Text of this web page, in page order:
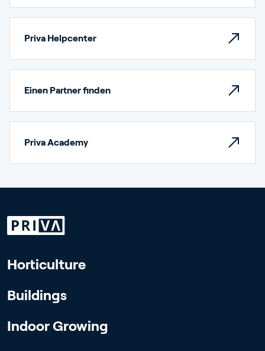
Priva Helpcenter
Einen Partner finden
Priva Academy
Horticulture
Buildings
Indoor Growing